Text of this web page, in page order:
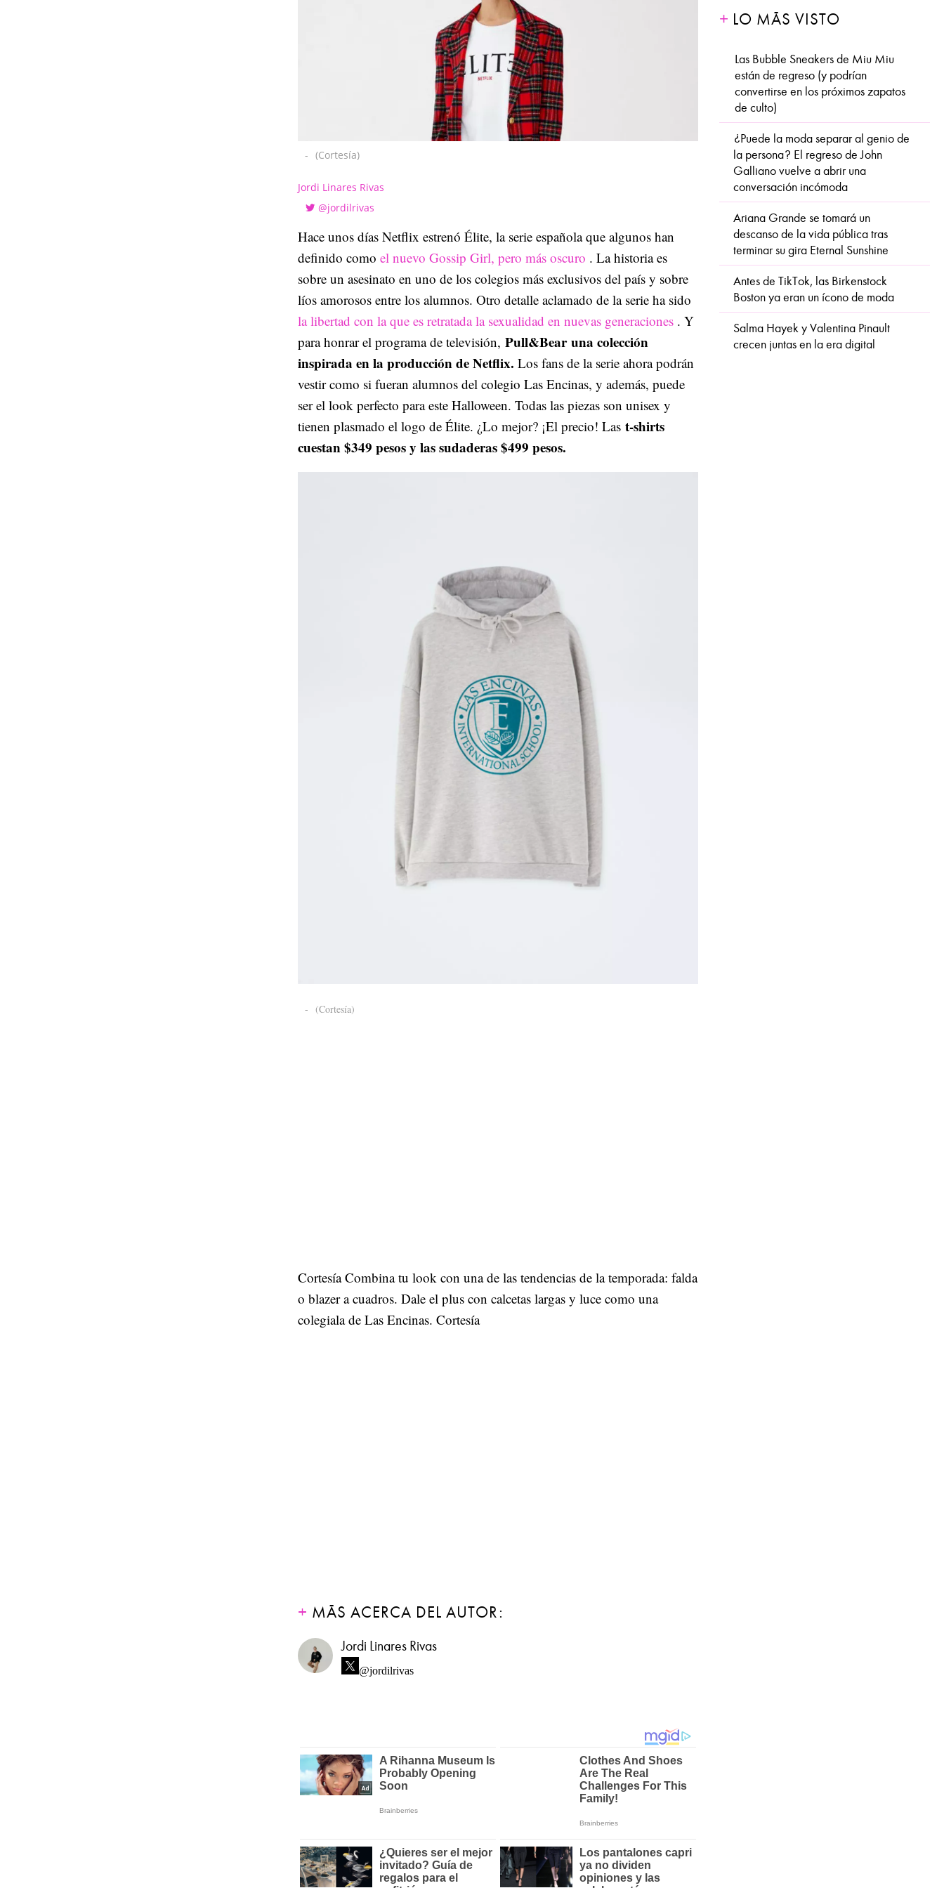
- (Cortesía)
Jordi Linares Rivas
@jordilrivas
Hace unos días Netflix estrenó Élite, la serie española que algunos han
definido como el nuevo Gossip Girl, pero más oscuro . La historia es
sobre un asesinato en uno de los colegios más exclusivos del país y sobre
líos amorosos entre los alumnos. Otro detalle aclamado de la serie ha sido
la libertad con la que es retratada la sexualidad en nuevas generaciones . Y
para honrar el programa de televisión, Pull&Bear una colección
inspirada en la producción de Netflix. Los fans de la serie ahora podrán
vestir como si fueran alumnos del colegio Las Encinas, y además, puede
ser el look perfecto para este Halloween. Todas las piezas son unisex y
tienen plasmado el logo de Élite. ¿Lo mejor? ¡El precio! Las t-shirts
cuestan $349 pesos y las sudaderas $499 pesos.
- (Cortesía)
Cortesía Combina tu look con una de las tendencias de la temporada: falda
o blazer a cuadros. Dale el plus con calcetas largas y luce como una
colegiala de Las Encinas. Cortesía
MÁS ACERCA DEL AUTOR:
Jordi Linares Rivas
@jordilrivas
LO MÁS VISTO
Las Bubble Sneakers de Miu Miu
están de regreso (y podrían
convertirse en los próximos zapatos
de culto)
¿Puede la moda separar al genio de
la persona? El regreso de John
Galliano vuelve a abrir una
conversación incómoda
Ariana Grande se tomará un
descanso de la vida pública tras
terminar su gira Eternal Sunshine
Antes de TikTok, las Birkenstock
Boston ya eran un ícono de moda
Salma Hayek y Valentina Pinault
crecen juntas en la era digital